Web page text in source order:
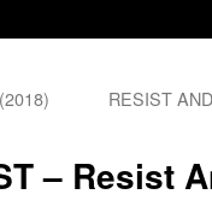
RESIST
– Resist